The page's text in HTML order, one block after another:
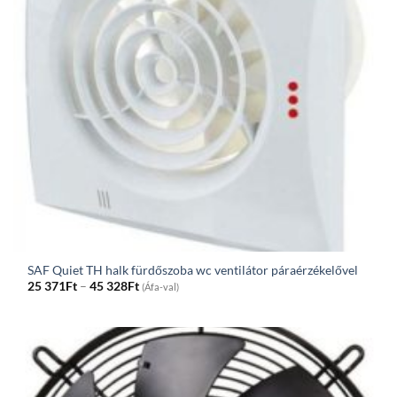
SAF Quiet TH halk fürdőszoba wc ventilátor páraérzékelővel
25 371Ft – 45 328FtPrice
range:
through
45
328Ft
(Áfa-val)